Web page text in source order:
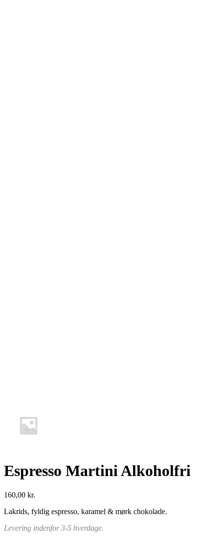
Espresso Martini Alkoholfri
160,00 kr.
Lakrids, fyldig espresso, karamel & mørk chokolade.
Levering indenfor 3-5 hverdage.